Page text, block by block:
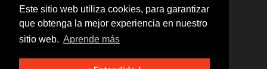
Este sitio web utiliza cookies, para garantizar
que obtenga la mejor experiencia en nuestro
sitio web. Aprende más